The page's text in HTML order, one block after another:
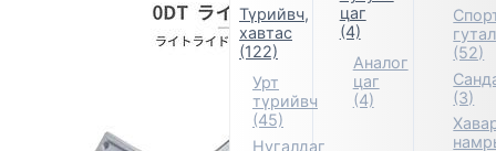
Түрийвч,
хавтас
(122)
Урт
түрийвч
(45)
Нугалдаг
цаг
(4)
Аналог
цаг
(4)
гутал
(52)
(3)